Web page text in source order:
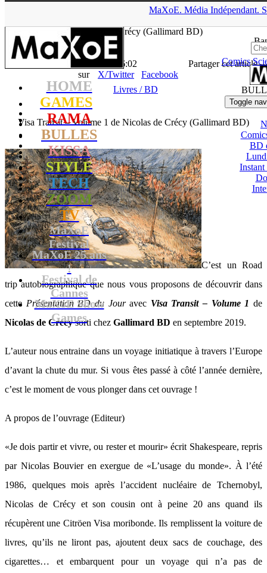
MaXoE. Média Indépendant.
HOME
GAMES
RAMA
BULLES
KISSA
STYLE
TECH
ZOOM
TV
MaXoE
Festival
MaXoE 25 ans
!
Festival de
Cannes
MaXoE Show
Games
Comics
Toggle
BD
Instant
de Nicolas de Crécy (Gallimard BD)
- 16.01.20, 16:02
Partager cet article
sur
X/Twitter
Facebook
Livres / BD
Visa Transit – Volume 1 de Nicolas de Crécy (Gallimard BD)
C’est un Road
trip autobiographique que nous vous proposons de découvrir dans
cette Présentation BD du Jouravec Visa Transit – Volume 1 de
Nicolas de Crécysorti chez Gallimard BD en septembre 2019.
L’auteur nous entraine dans un voyage initiatique à travers l’Europe
d’avant la chute du mur. Si vous êtes passé à côté l’année dernière,
c’est le moment de vous plonger dans cet ouvrage !
A propos de l’ouvrage (Editeur)
«Je dois partir et vivre, ou rester et mourir» écrit Shakespeare, repris
par Nicolas Bouvier en exergue de «L’usage du monde». À l’été
1986, quelques mois après l’accident nucléaire de Tchernobyl,
Nicolas de Crécy et son cousin ont à peine 20 ans quand ils
récupèrent une Citröen Visa moribonde. Ils remplissent la voiture de
livres, qu’ils ne liront pas, ajoutent deux sacs de couchage, des
cigarettes… et embarquent pour un voyage qui n’a pas de